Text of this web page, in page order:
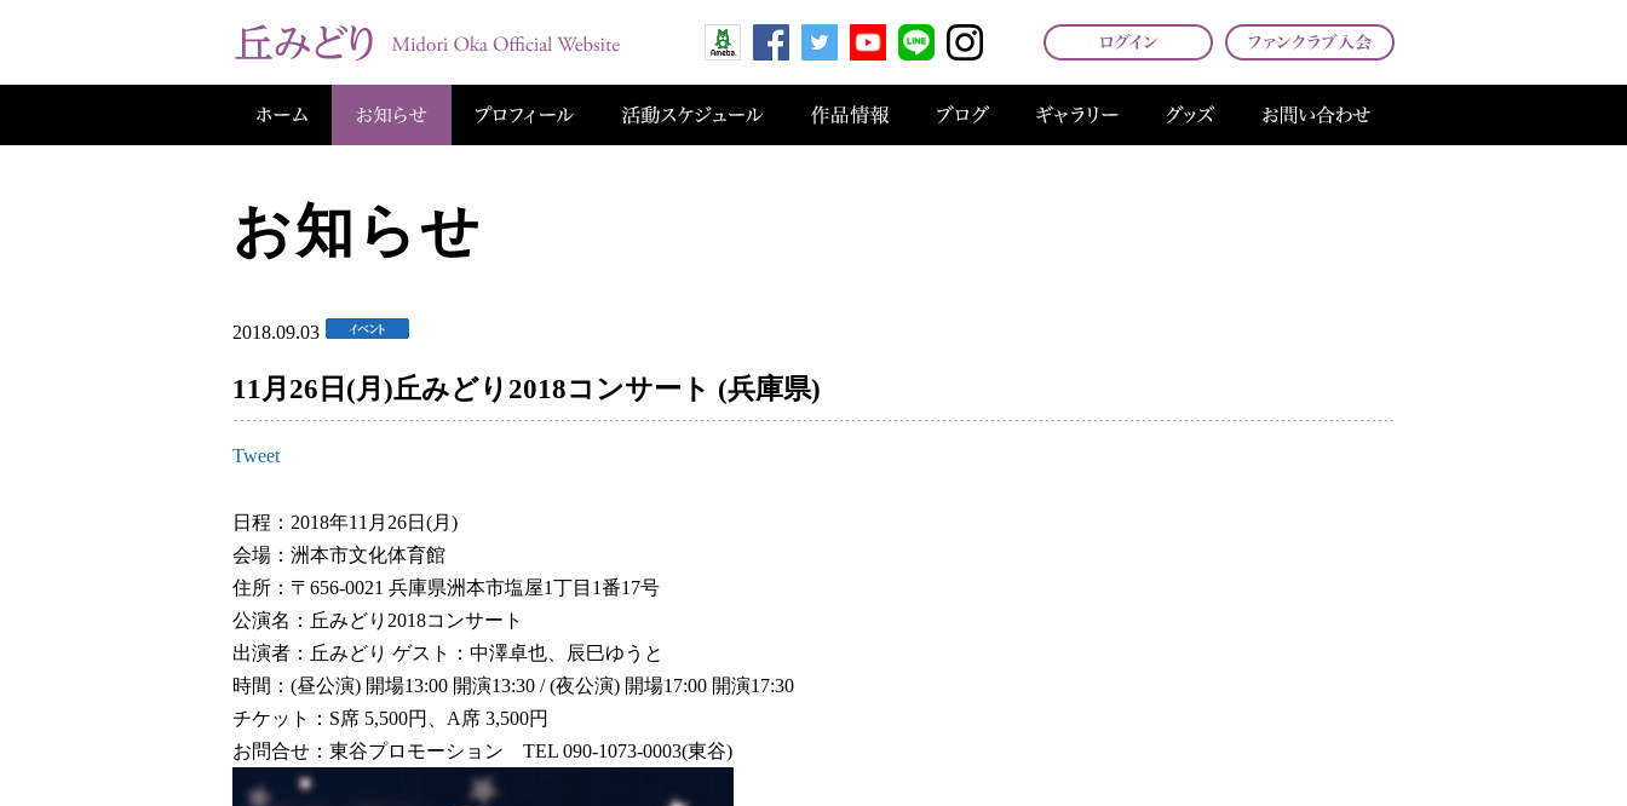
お知らせ
2018.09.03
11月26日(月)丘みどり2018コンサート (兵庫県)
Tweet
日程：2018年11月26日(月)
会場：洲本市文化体育館
住所：〒656-0021 兵庫県洲本市塩屋1丁目1番17号
公演名：丘みどり2018コンサート
出演者：丘みどり ゲスト：中澤卓也、辰巳ゆうと
時間：(昼公演) 開場13:00 開演13:30 / (夜公演) 開場17:00 開演17:30
チケット：S席 5,500円、A席 3,500円
お問合せ：東谷プロモーション TEL 090-1073-0003(東谷)